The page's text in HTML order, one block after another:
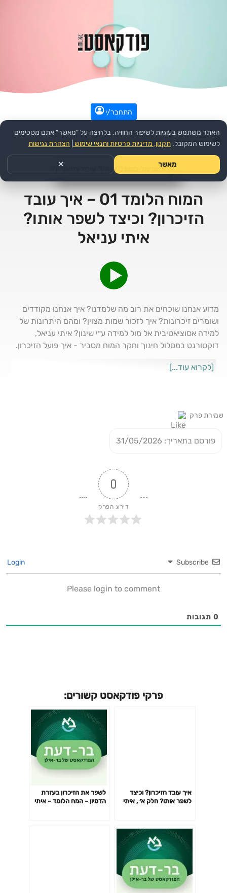
התחבר/י
עמוד הבית >> חינוך >> הפודקאסט: בר-דעת >>פרק
המוח הלומד 01 – איך עובד
הזיכרון? וכיצד לשפר אותו?
איתי עניאל
מדוע אנחנו שוכחים את רוב מה שלמדנו? איך אנחנו מקודדים
ושומרים זיכרונות? איך לזכור שמות מצוין? ומהם היתרונות של
למידה אסוציאטיבית אל מול למידה ע״י שינון? איתי עניאל,
דוקטורנט במסלול חינוך וחקר המוח מסביר - איך פועל הזיכרון.
[לקרוא עוד...]
שמירת פרק
פורסם בתאריך: 31/05/2026
0
דירוג הפרק
Subscribe
Please login to comment
0 תגובות
פרקי פודקאסט קשורים:
איך עובד הזיכרון? וכיצד
לשפר אותו? חלק א׳ , איתי
לשפר את הזיכרון בעזרת
הדמיון – המח הלומד – איתי
האתר משתמש בעוגיות לשיפור החוויה. בלחיצה על "מאשר" אתם מסכימים
לשימוש המקובל. תקנון, מדיניות פרטיות ותנאי שימוש הצהרת נגישות
מאשר ✕